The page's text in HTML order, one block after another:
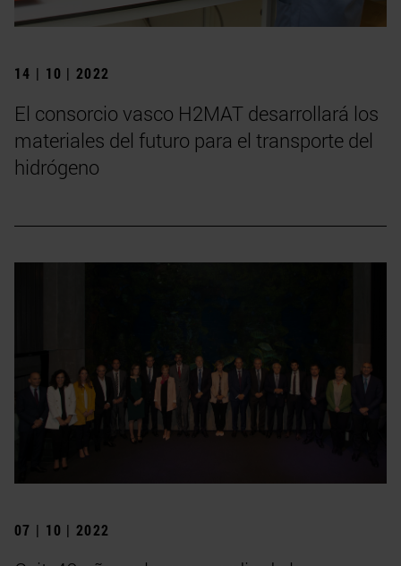
14 | 10 | 2022
El consorcio vasco H2MAT desarrollará los
materiales del futuro para el transporte del
hidrógeno
07 | 10 | 2022